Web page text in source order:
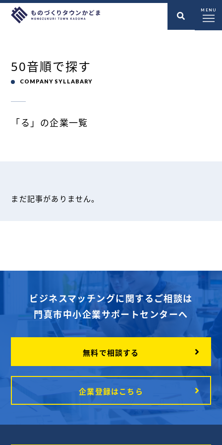
MENU
50音順で探す
COMPANY SYLLABARY
「る」の企業一覧
まだ記事がありません。
ビジネスマッチングに関するご相談は
門真市中小企業サポートセンターへ
無料で相談する
企業登録はこちら